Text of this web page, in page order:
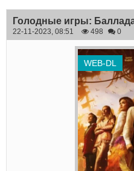
Голодные игры:
22-11-2023, 08:51 498 0
WEB-DL